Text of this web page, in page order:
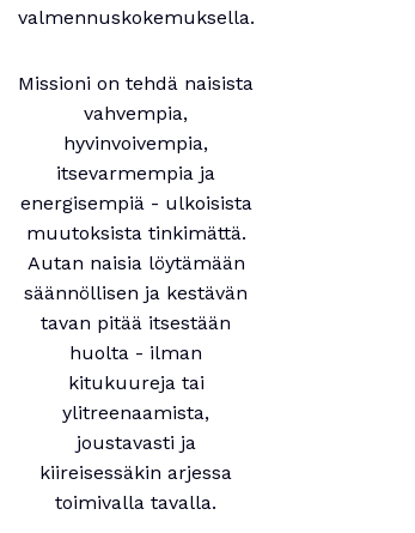
valmennuskokemuksella.
Missioni on tehdä naisista
vahvempia,
hyvinvoivempia,
itsevarmempia ja
energisempiä - ulkoisista
muutoksista tinkimättä.
Autan naisia löytämään
säännöllisen ja kestävän
tavan pitää itsestään
huolta - ilman
kitukuureja tai
ylitreenaamista,
joustavasti ja
kiireisessäkin arjessa
toimivalla tavalla.